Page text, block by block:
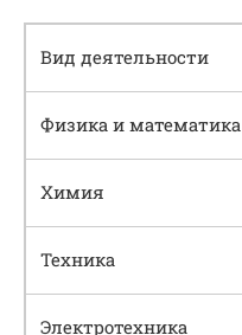
Вид деятельности
Физика и математика
Химия
Техника
Электротехника